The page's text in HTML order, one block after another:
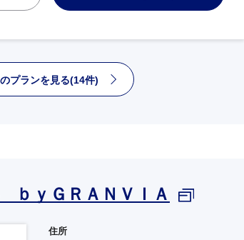
プランを見る(14件)
ｙＧＲＡＮＶＩＡ
住所